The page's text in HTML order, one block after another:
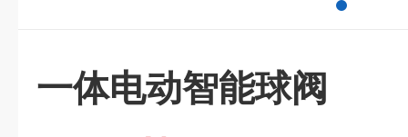
一体电动智能球阀